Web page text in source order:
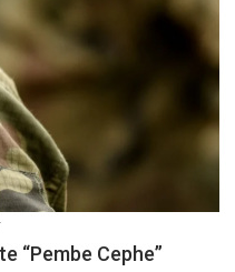
“Pembe Cephe”